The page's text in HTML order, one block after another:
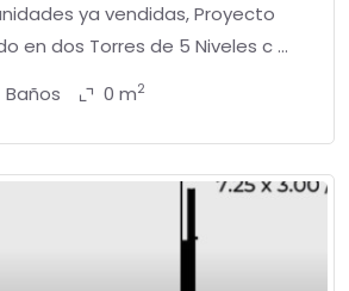
ya vendidas, Proyecto
en dos Torres de 5 Niveles c ...
Baños 0 m2